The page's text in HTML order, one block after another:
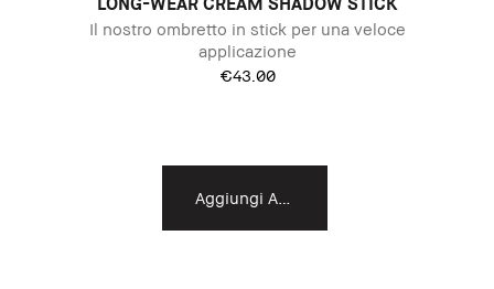
Il nostro ombretto in stick per una veloce
applicazione
€43.00